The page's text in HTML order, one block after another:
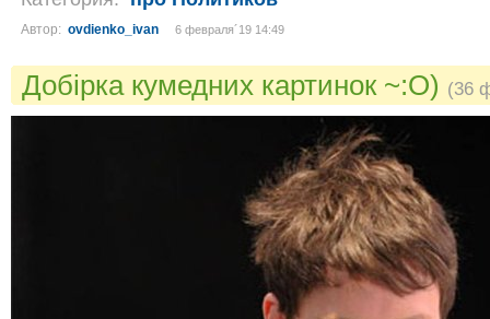
Автор: ovdienko_ivan 6 февраля´19 14:49
Добірка кумедних картинок ~:O) (36